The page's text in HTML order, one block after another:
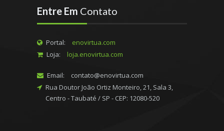
Entre Em Contato
Portal:
enovirtua.com
Loja:
loja.enovirtua.com
Email:
contato@enovirtua.com
Rua Doutor João Ortiz Monteiro, 21, Sala 3,
Centro - Taubaté / SP - CEP: 12080-520